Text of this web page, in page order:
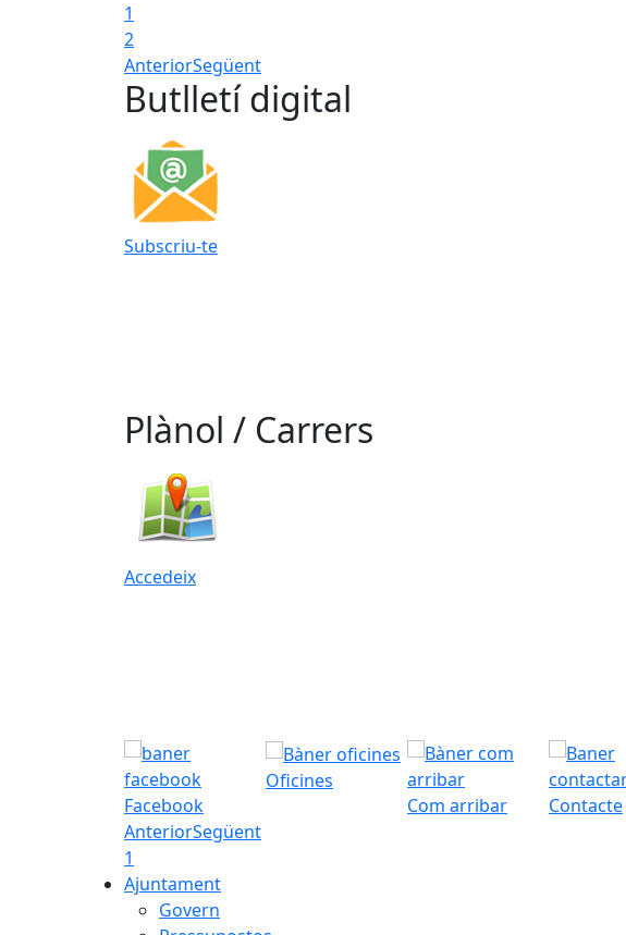
1
2
AnteriorSegüent
Butlletí digital
Subscriu-te
Plànol / Carrers
Accedeix
Facebook
Oficines
Com arribar
Contacte
AnteriorSegüent
1
Ajuntament
Govern